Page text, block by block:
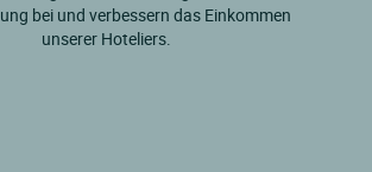
bei und verbessern das Einkommen
unserer Hoteliers.